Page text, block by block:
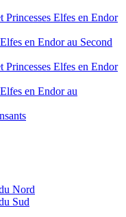
Princesses Elfes en Endor
en Endor au Second
Princesses Elfes en Endor
en Endor au
Nord
Sud